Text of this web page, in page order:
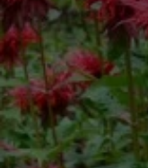
の
紹
介
を
行
い
ま